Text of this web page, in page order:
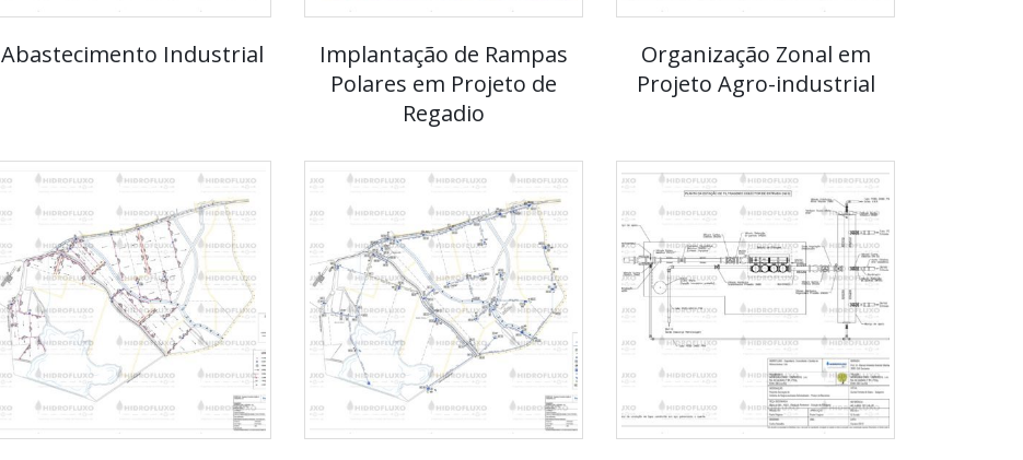
Abastecimento Industrial
Implantação de Rampas
Polares em Projeto de
Regadio
Organização Zonal em
Projeto Agro-industrial